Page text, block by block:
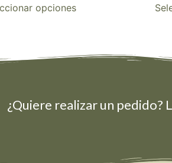
opciones
¿Quiere realizar un pedido?